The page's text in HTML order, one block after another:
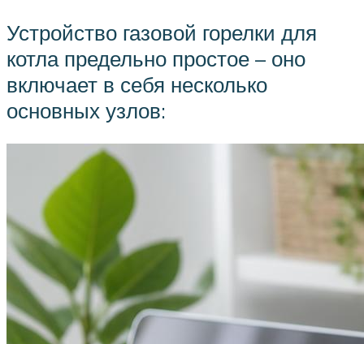
Устройство газовой горелки для
котла предельно простое – оно
включает в себя несколько
основных узлов: